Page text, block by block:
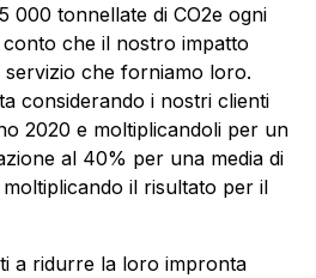
000 tonnellate di CO2e ogni
che il nostro impatto
che forniamo loro.
considerando i nostri clienti
2020 e moltiplicandoli per un
al 40% per una media di
il risultato per il
a ridurre la loro impronta